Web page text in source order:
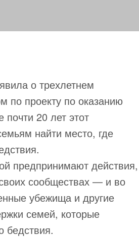
о трехлетнем
по проекту по оказанию
20 лет этот
найти место, где
предпринимают действия,
сообществах — и во
убежища и другие
семей, которые
бедствия.